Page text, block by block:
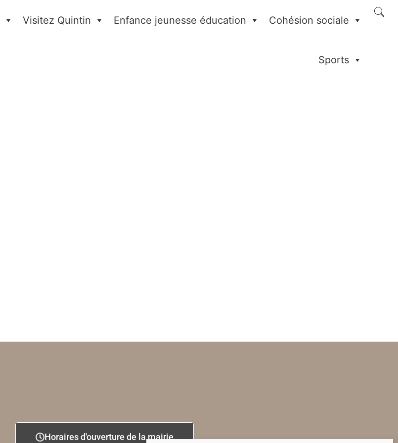
Visitez Quintin Enfance jeunesse éducation Cohésion sociale
Sports
Horaires d'ouverture de la mairie